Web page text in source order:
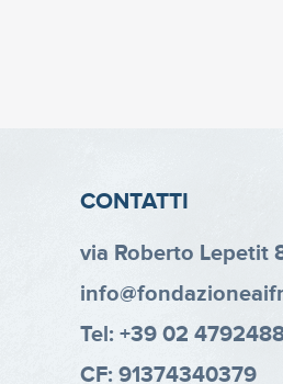
CONTATTI
via Roberto Lepetit
Tel: +39 02
CF: 91374340379